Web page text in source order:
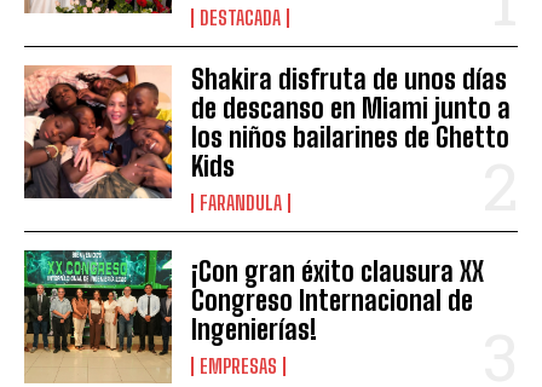
DESTACADA
Shakira disfruta de unos días
de descanso en Miami junto a
los niños bailarines de Ghetto
Kids
FARANDULA
¡Con gran éxito clausura XX
Congreso Internacional de
Ingenierías!
EMPRESAS